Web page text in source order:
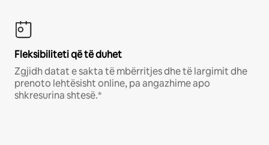
Fleksibiliteti që të duhet
Zgjidh datat e sakta të mbërritjes dhe të largimit dhe
prenoto lehtësisht online, pa angazhime apo
shkresurina shtesë.*